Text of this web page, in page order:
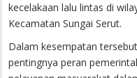
kecelakaan lalu lintas di
Kecamatan Sungai Serut.
Dalam kesempatan
pentingnya peran